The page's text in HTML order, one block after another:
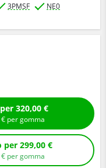
3PMSF NE0
Compra con montaggio per 320,00 €
€ per gomma
Compra senza montaggio per 299,00 €
€ per gomma